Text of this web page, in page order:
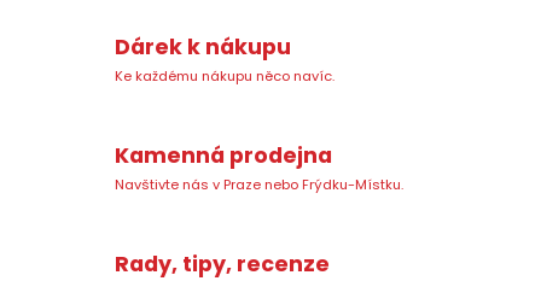
Dárek k nákupu
Ke každému nákupu něco navíc.
Kamenná prodejna
Navštivte nás v Praze nebo Frýdku-Místku.
Rady, tipy, recenze